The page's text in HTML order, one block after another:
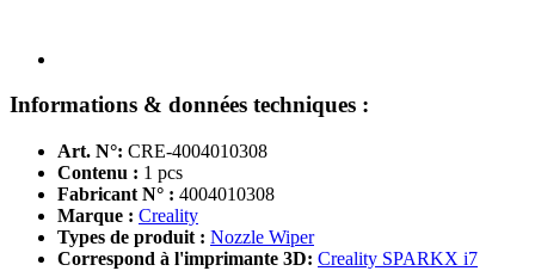
Informations & données techniques :
Art. N°: CRE-4004010308
Contenu : 1 pcs
Fabricant N° : 4004010308
Marque : Creality
Types de produit : Nozzle Wiper
Correspond à l'imprimante 3D: Creality SPARKX i7